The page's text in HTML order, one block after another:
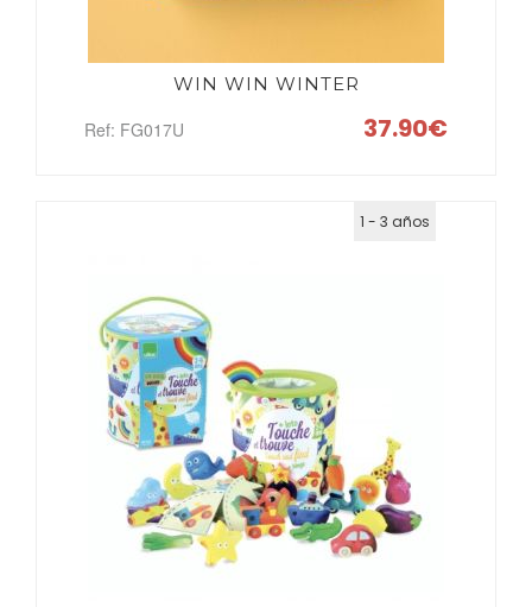
WIN WIN WINTER
Ref: FG017U 37.90€
1 - 3 años